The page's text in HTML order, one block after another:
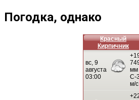
Погодка, однако
Красный
Кирпичник